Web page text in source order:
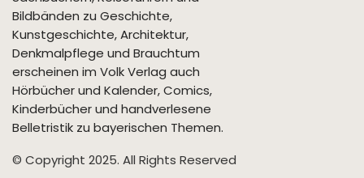
Bildbänden zu Geschichte,
Kunstgeschichte, Architektur,
Denkmalpflege und Brauchtum
erscheinen im Volk Verlag auch
Hörbücher und Kalender, Comics,
Kinderbücher und handverlesene
Belletristik zu bayerischen Themen.
© Copyright 2025. All Rights Reserved